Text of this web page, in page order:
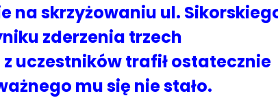
na skrzyżowaniu ul.
zderzenia trzech
uczestników trafił ostatecznie
mu się nie stało.